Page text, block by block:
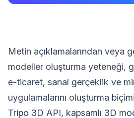
Metin açıklamalarından veya
modeller oluşturma yeteneği,
e-ticaret, sanal gerçeklik ve
uygulamalarını oluşturma
Tripo 3D API, kapsamlı 3D